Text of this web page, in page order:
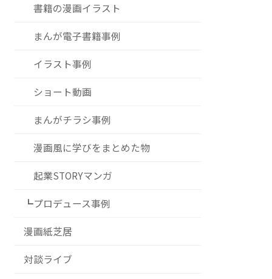
書籍の漫画イラスト
まんが電子書籍事例
イラスト事例
ショート動画
まんがチラシ事例
漫画風に学びをまとめた物
起業STORYマンガ
┗プロデュース事例
漫画紙芝居
対談ライブ